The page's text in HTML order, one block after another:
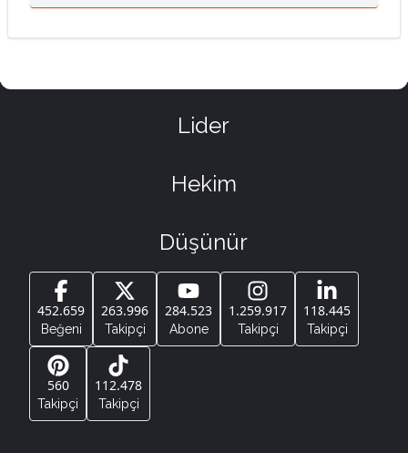
Lider
Hekim
Düşünür
452.659
Beğeni
263.996
Takipçi
284.523
Abone
1.259.917
Takipçi
118.445
Takipçi
560
Takipçi
112.478
Takipçi